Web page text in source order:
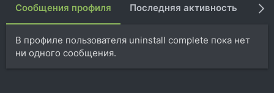
Сообщения профиля Последняя активность
В профиле пользователя uninstall complete пока нет
ни одного сообщения.